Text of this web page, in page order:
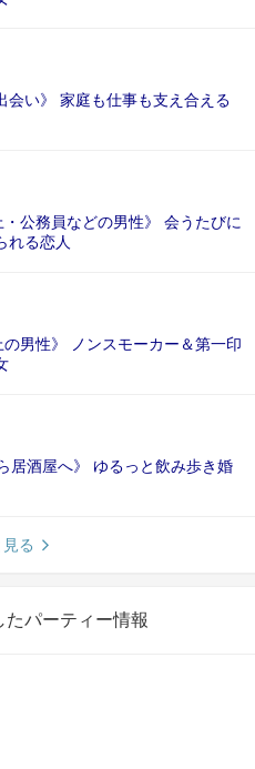
会い》 家庭も仕事も支え合える
・公務員などの男性》 会うたびに
れる恋人
の男性》 ノンスモーカー＆第一印
居酒屋へ》 ゆるっと飲み歩き婚
る
たパーティー情報